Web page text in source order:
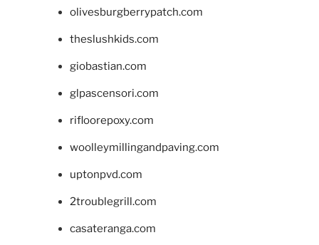
olivesburgberrypatch.com
theslushkids.com
giobastian.com
glpascensori.com
rifloorepoxy.com
woolleymillingandpaving.com
uptonpvd.com
2troublegrill.com
casateranga.com